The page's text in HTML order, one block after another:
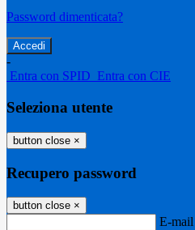
Password dimenticata?
-
Entra con SPID Entra con CIE
Seleziona utente
button close ×
Recupero password
button close ×
E-mail